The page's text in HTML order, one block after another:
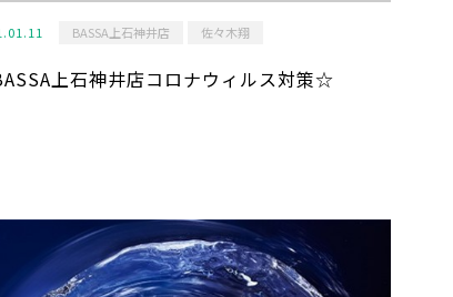
BASSA上石神井店 佐々木翔
上石神井店コロナウィルス対策☆